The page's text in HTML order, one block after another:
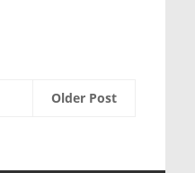
Older Post